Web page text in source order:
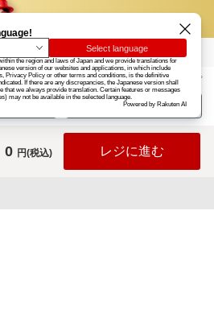
楽天グループ カード
お知らせ ヘルプ
ログイン
0 円(税込) レジに進む